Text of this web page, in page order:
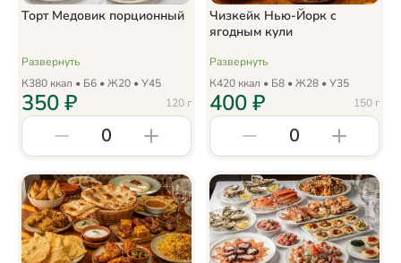
Торт Медовик порционный
Развернуть
К380 ккал • Б6 • Ж20 • У45
120 г
350₽
0
Чизкейк Нью-Йорк с
ягодным кули
Развернуть
К420 ккал • Б8 • Ж28 • У35
150 г
400₽
0